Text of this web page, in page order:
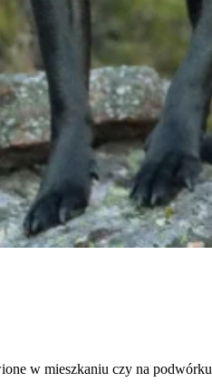
w mieszkaniu czy na
wygląd lub funkcjonowanie strony,
różni użytkownicy zachowują się
Celem jest wyświetlanie